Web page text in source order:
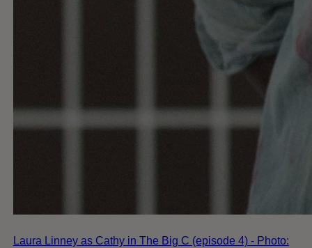
Laura Linney as Cathy in The Big C (episode 4) - Photo: